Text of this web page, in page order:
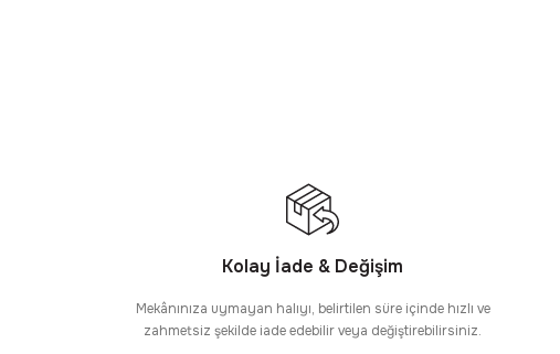
Kolay İade & Değişim
Mekânınıza uymayan halıyı, belirtilen süre içinde hızlı ve
zahmetsiz şekilde iade edebilir veya değiştirebilirsiniz.